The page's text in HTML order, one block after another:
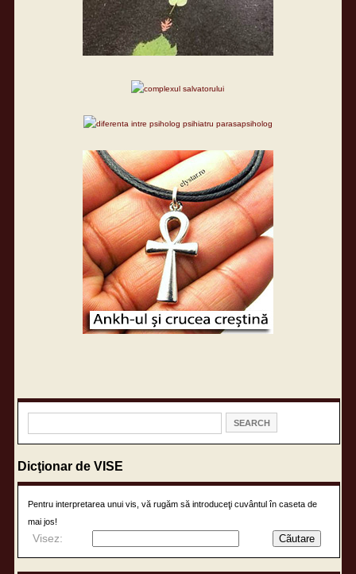
Dicţionar de VISE
Pentru interpretarea unui vis, vă rugăm să introduceţi cuvântul în caseta de
mai jos!
Visez: